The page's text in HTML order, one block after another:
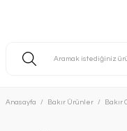
Anasayfa Bakır Ürünler Bakır